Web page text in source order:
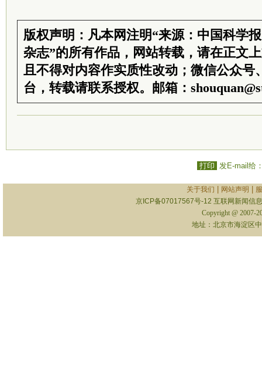
版权声明：凡本网注明“来源：中国科学
杂志”的所有作品，网站转载，请在正文
且不得对内容作实质性改动；微信公众号
台，转载请联系授权。邮箱：
打印 发E-mail给
关于我们 网站声明
京ICP备07017567号-12 互联网新闻信
Copyright @ 2007-
地址：北京市海淀区